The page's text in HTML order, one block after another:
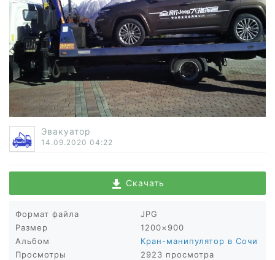
Эвакуатор
14.09.2020 04:22
Скачать
Формат файла
JPG
Размер
1200×900
Альбом
Кран-манипулятор в Сочи
Просмотры
2923 просмотра